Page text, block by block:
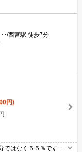
･/西宮駅 徒歩7分
円)
ではなく５５％です。